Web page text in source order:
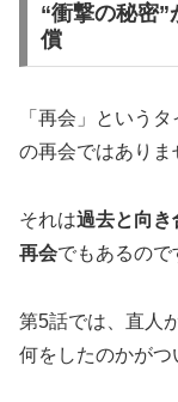
この記
“衝撃の秘密
償
「再会」という
の再会ではありま
それは過去と向き
再会でもあるので
第5話では、直人
何をしたのかがつ